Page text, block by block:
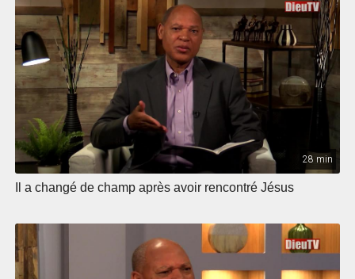
28 min
Il a changé de champ après avoir rencontré Jésus